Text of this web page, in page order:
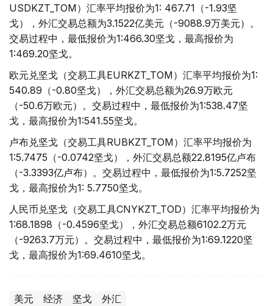
USDKZT_TOM）汇率平均报价为1: 467.71（-1.93坚
戈），外汇交易总额为3.1522亿美元（-9088.9万美元）。
交易过程中，最低报价为1:466.30坚戈，最高报价为
1:469.20坚戈。
欧元兑坚戈（交易工具EURKZT_TOM）汇率平均报价为1:
540.89（-0.80坚戈），外汇交易总额为26.9万欧元
（-50.6万欧元）。交易过程中，最低报价为1:538.47坚
戈，最高报价为1:541.55坚戈。
卢布兑坚戈（交易工具RUBKZT_TOM）汇率平均报价为
1:5.7475（-0.0742坚戈），外汇交易总额22.8195亿卢布
（-3.3393亿卢布）。交易过程中，最低报价为1:5.7252坚
戈，最高报价为1: 5.7750坚戈。
人民币兑坚戈（交易工具CNYKZT_TOD）汇率平均报价为
1:68.1898（-0.4596坚戈），外汇交易总额6102.2万元
（-9263.7万元）。交易过程中，最低报价为1:69.1220坚
戈，最高报价为1:69.4610坚戈。
美元 经济 坚戈 外汇